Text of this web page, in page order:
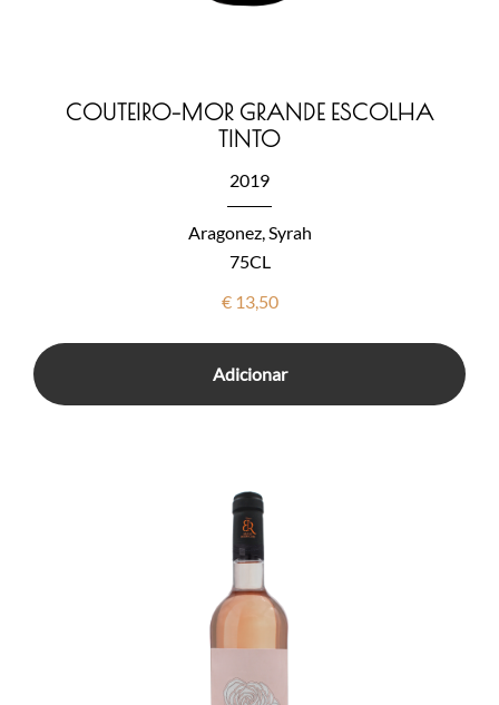
COUTEIRO-MOR GRANDE ESCOLHA
TINTO
2019
Aragonez, Syrah
75CL
€13,50
Adicionar